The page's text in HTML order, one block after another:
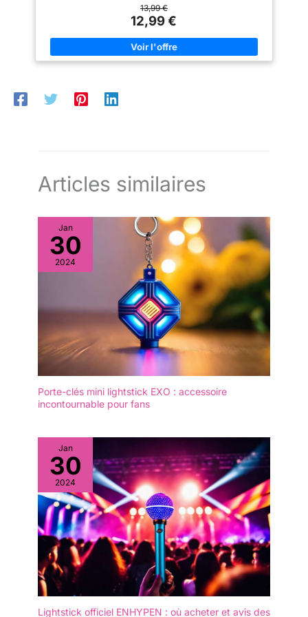
rembourrage en coton perlé. Design en forme de L : le coussin
de piercing a un design ergonomique en L, le coussin de
piercing insère confortablement vos bras dans le coussin. Le
coussin de piercing réduit la pression sur vos mains et vos
bras lorsque vous dormez sur le ventre. Agréable pour les
oreilles : le coussin de piercing aide à réduire la pression sur
de piercing fonctionne parfaitement. Le rembourrage intérieur
13,99 €
12,99 €
Articles similaires
Jan
30
2024
Porte-clés mini lightstick EXO : accessoire
incontournable pour fans
Jan
30
2024
Lightstick officiel ENHYPEN : où acheter et avis des